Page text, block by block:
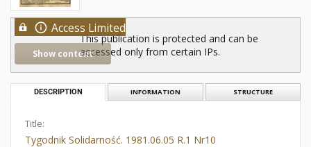
Access Limited
Show content
This publication is protected and can be
accessed only from certain IPs.
DESCRIPTION INFORMATION STRUCTURE
Title:
Tygodnik Solidarność. 1981.06.05 R.1 Nr10